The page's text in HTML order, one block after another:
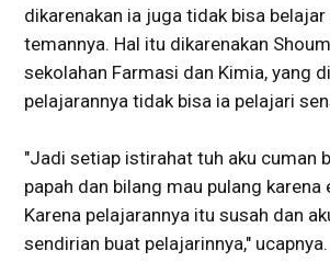
dikarenakan ia juga tidak bisa
temannya. Hal itu dikarenakan
sekolahan Farmasi dan Kimia, yang
pelajarannya tidak bisa ia pelajari
"Jadi setiap istirahat tuh aku cuman
papah dan bilang mau pulang karena
Karena pelajarannya itu susah dan
sendirian buat pelajarinnya," ucapnya.